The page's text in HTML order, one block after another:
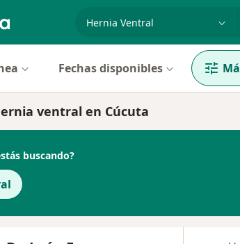
especialidad, enfermedad o
Fechas disponibles
ventral en Cúcuta
buscando?